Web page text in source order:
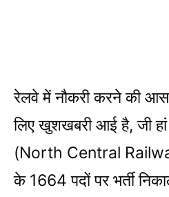
रेलवे में नौकरी करने की
लिए खुशखबरी आई है, जी हां
(North Central
के 1664 पदों पर भर्ती